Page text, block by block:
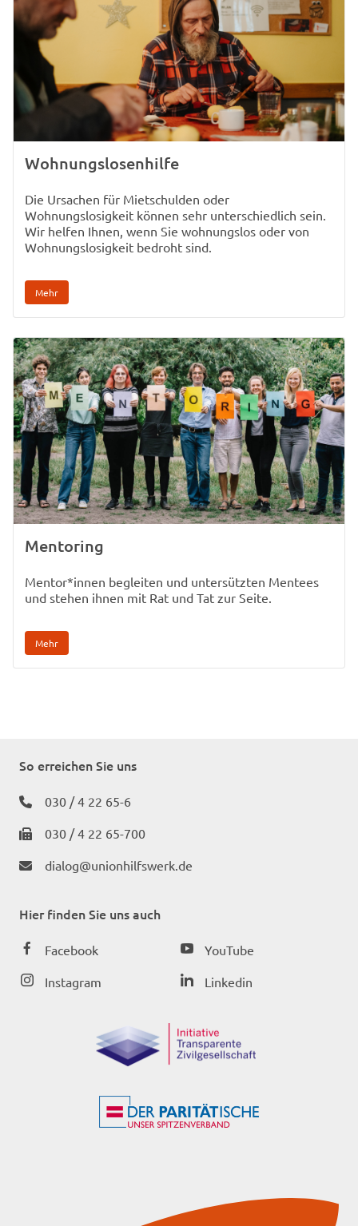
Wohnungslosenhilfe
Die Ursachen für Mietschulden oder
Wohnungslosigkeit können sehr unterschiedlich sein.
Wir helfen Ihnen, wenn Sie wohnungslos oder von
Wohnungslosigkeit bedroht sind.
Mehr
Mentoring
Mentor*innen begleiten und untersützten Mentees
und stehen ihnen mit Rat und Tat zur Seite.
Mehr
So erreichen Sie uns
030 / 4 22 65-6
030 / 4 22 65-700
dialog@unionhilfswerk.de
Hier finden Sie uns auch
Facebook
Instagram
YouTube
Linkedin